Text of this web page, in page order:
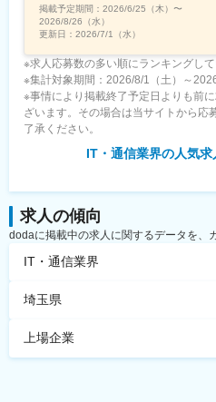
掲載予定期間： 2026/6/25（木） 〜
2026/8/26（水）
更新日： 2026/7/1（水）
※求人応募数の多い順にランキングし
※集計対象期間：2026/8/1（土）～
※事情により掲載終了予定日よりも前
ざいます。その場合は当サイトから応
了承ください。
IT・通信業界の人気求
求人の傾向
dodaに掲載中の求人に関するデータを、
IT・通信業界
埼玉県
上場企業